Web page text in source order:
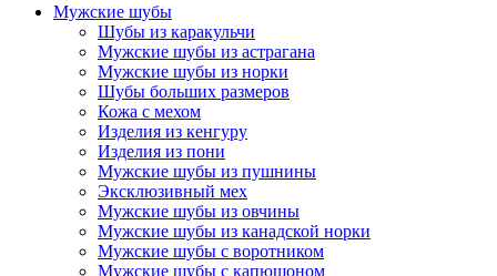
Мужские шубы
Шубы из каракульчи
Мужские шубы из астрагана
Мужские шубы из норки
Шубы больших размеров
Кожа с мехом
Изделия из кенгуру
Изделия из пони
Мужские шубы из пушнины
Эксклюзивный мех
Мужские шубы из овчины
Мужские шубы из канадской норки
Мужские шубы с воротником
Мужские шубы с капюшоном